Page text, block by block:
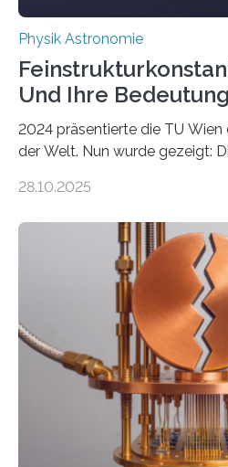
Physik Astronomie
Und Ihre
2024 präsentierte die TU
der Welt. Nun wurde gezeigt:
fundamentalen Physik
Messungen verwenden. Das
vermutet, weltweit war nach
Atomkern-Zuständen gesucht
einem Team der TU Wien mit
internationaler Partner der
Der lange diskutierte
gefunden. Kurz darauf konnte
Thorium tatsächlich nutzen
28.10.2025